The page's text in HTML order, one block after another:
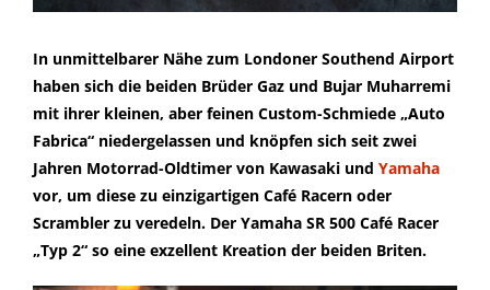
In unmittelbarer Nähe zum Londoner Southend Airport
haben sich die beiden Brüder Gaz und Bujar Muharremi
mit ihrer kleinen, aber feinen Custom-Schmiede „Auto
Fabrica“ niedergelassen und knöpfen sich seit zwei
Jahren Motorrad-Oldtimer von Kawasaki und Yamaha
vor, um diese zu einzigartigen Café Racern oder
Scrambler zu veredeln. Der Yamaha SR 500 Café Racer
„Typ 2“ so eine exzellent Kreation der beiden Briten.